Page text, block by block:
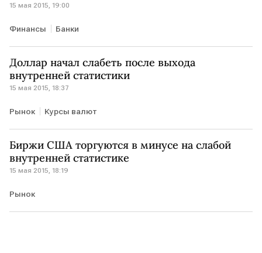
15 мая 2015, 19:00
Финансы Банки
Доллар начал слабеть после выхода
внутренней статистики
15 мая 2015, 18:37
Рынок Курсы валют
Биржи США торгуются в минусе на слабой
внутренней статистике
15 мая 2015, 18:19
Рынок